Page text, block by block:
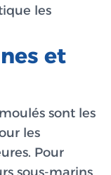
les
et
sont les
les
Pour